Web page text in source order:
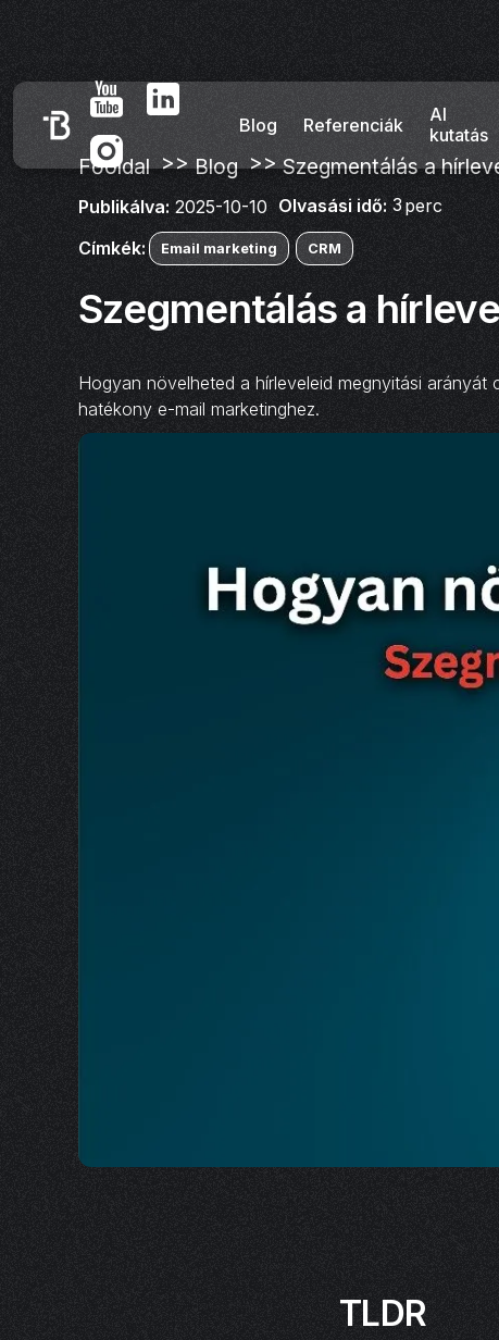
Blog Referenciák
AI
kutatás
Főoldal >> Blog >> Szegmentálás a
Publikálva: 2025-10-10 Olvasási idő: 3 perc
Címkék:
Email marketing CRM
Szegmentálás a
Hogyan növelheted a hírleveleid megnyitási
hatékony e-mail marketinghez.
TLDR